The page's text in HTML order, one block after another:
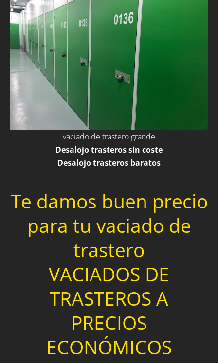
vaciado de trastero grande
Desalojo trasteros sin coste
Desalojo trasteros baratos
Te damos buen precio
para tu vaciado de
trastero
VACIADOS DE
TRASTEROS A
PRECIOS
ECONÓMICOS